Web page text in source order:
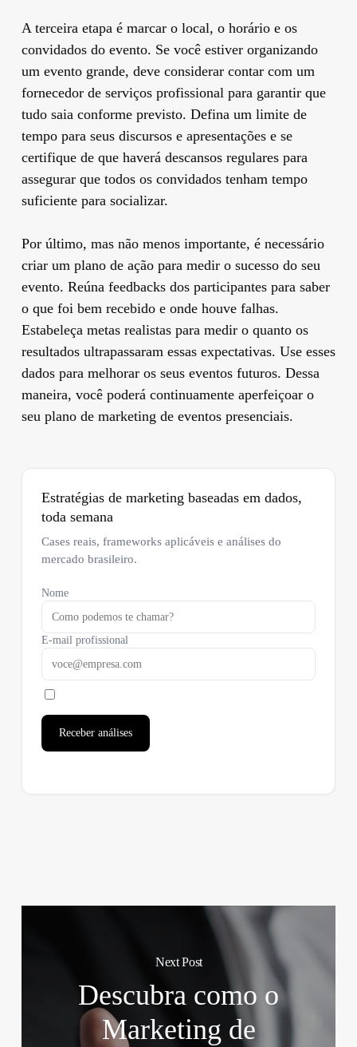
A terceira etapa é marcar o local, o horário e os
convidados do evento. Se você estiver organizando
um evento grande, deve considerar contar com um
fornecedor de serviços profissional para garantir que
tudo saia conforme previsto. Defina um limite de
tempo para seus discursos e apresentações e se
certifique de que haverá descansos regulares para
assegurar que todos os convidados tenham tempo
suficiente para socializar.
Por último, mas não menos importante, é necessário
criar um plano de ação para medir o sucesso do seu
evento. Reúna feedbacks dos participantes para saber
o que foi bem recebido e onde houve falhas.
Estabeleça metas realistas para medir o quanto os
resultados ultrapassaram essas expectativas. Use esses
dados para melhorar os seus eventos futuros. Dessa
maneira, você poderá continuamente aperfeiçoar o
seu plano de marketing de eventos presenciais.
Estratégias de marketing baseadas em dados,
toda semana
Cases reais, frameworks aplicáveis e análises do
mercado brasileiro.
Nome
E-mail profissional
Receber análises
Next Post
Descubra como o
Marketing de